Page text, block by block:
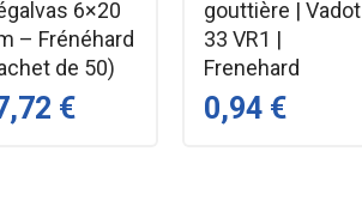
berceau de gouttière sur la tige.
6×20
– Frénéhard
de 50)
€
gouttière | Vadot
33 VR1 |
Frenehard
0,94 €